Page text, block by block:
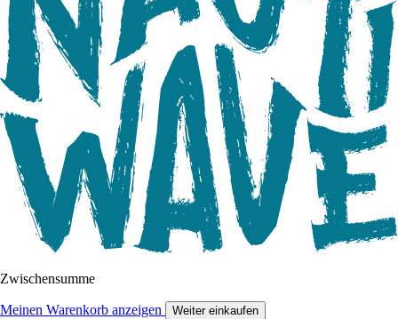
Zwischensumme
Meinen Warenkorb anzeigen Weiter einkaufen